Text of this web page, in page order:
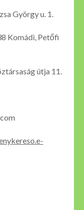
György u. 1.
Komádi, Petőfi
útja 11.